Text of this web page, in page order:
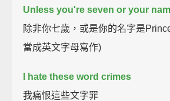
Unless you're seven or your
除非你七歲，或是你的名字是
當成英文字母寫作)
I hate these word crimes
我痛恨這些文字罪